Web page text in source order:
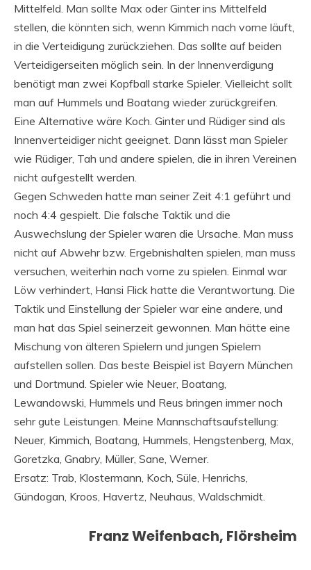
Mittelfeld. Man sollte Max oder Ginter ins Mittelfeld
stellen, die könnten sich, wenn Kimmich nach vorne läuft,
in die Verteidigung zurückziehen. Das sollte auf beiden
Verteidigerseiten möglich sein. In der Innenverdigung
benötigt man zwei Kopfball starke Spieler. Vielleicht sollt
man auf Hummels und Boatang wieder zurückgreifen.
Eine Alternative wäre Koch. Ginter und Rüdiger sind als
Innenverteidiger nicht geeignet. Dann lässt man Spieler
wie Rüdiger, Tah und andere spielen, die in ihren Vereinen
nicht aufgestellt werden.
Gegen Schweden hatte man seiner Zeit 4:1 geführt und
noch 4:4 gespielt. Die falsche Taktik und die
Auswechslung der Spieler waren die Ursache. Man muss
nicht auf Abwehr bzw. Ergebnishalten spielen, man muss
versuchen, weiterhin nach vorne zu spielen. Einmal war
Löw verhindert, Hansi Flick hatte die Verantwortung. Die
Taktik und Einstellung der Spieler war eine andere, und
man hat das Spiel seinerzeit gewonnen. Man hätte eine
Mischung von älteren Spielern und jungen Spielern
aufstellen sollen. Das beste Beispiel ist Bayern München
und Dortmund. Spieler wie Neuer, Boatang,
Lewandowski, Hummels und Reus bringen immer noch
sehr gute Leistungen. Meine Mannschaftsaufstellung:
Neuer, Kimmich, Boatang, Hummels, Hengstenberg, Max,
Goretzka, Gnabry, Müller, Sane, Werner.
Ersatz: Trab, Klostermann, Koch, Süle, Henrichs,
Gündogan, Kroos, Havertz, Neuhaus, Waldschmidt.
Franz Weifenbach, Flörsheim